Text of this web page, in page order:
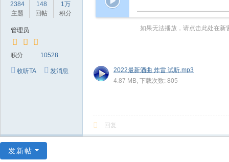
载
基
2384
主题
148
回帖
1万
积分
管理员
积分 10528
收听TA 发消息
如果无法播放，请点击此处在新
2022最新酒曲 炸雷 试听.mp3
4.87 MB, 下载次数: 805
回复
发新帖